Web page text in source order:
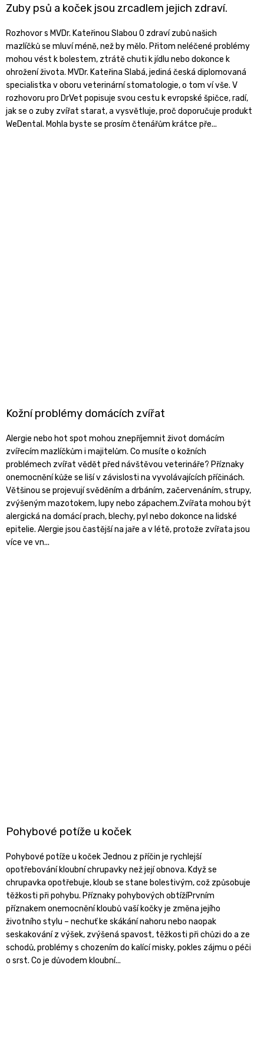
Zuby psů a koček jsou zrcadlem jejich zdraví.
Rozhovor s MVDr. Kateřinou Slabou O zdraví zubů našich
mazlíčků se mluví méně, než by mělo. Přitom neléčené problémy
mohou vést k bolestem, ztrátě chuti k jídlu nebo dokonce k
ohrožení života. MVDr. Kateřina Slabá, jediná česká diplomovaná
specialistka v oboru veterinární stomatologie, o tom ví vše. V
rozhovoru pro DrVet popisuje svou cestu k evropské špičce, radí,
jak se o zuby zvířat starat, a vysvětluje, proč doporučuje produkt
WeDental. Mohla byste se prosím čtenářům krátce pře...
Kožní problémy domácích zvířat
Alergie nebo hot spot mohou znepříjemnit život domácím
zvířecím mazlíčkům i majitelům. Co musíte o kožních
problémech zvířat vědět před návštěvou veterináře? Příznaky
onemocnění kůže se liší v závislosti na vyvolávajících příčinách.
Většinou se projevují svěděním a drbáním, začervenáním, strupy,
zvýšeným mazotokem, lupy nebo zápachem.Zvířata mohou být
alergická na domácí prach, blechy, pyl nebo dokonce na lidské
epitelie. Alergie jsou častější na jaře a v létě, protože zvířata jsou
více ve vn...
Pohybové potíže u koček
Pohybové potíže u koček Jednou z příčin je rychlejší
opotřebování kloubní chrupavky než její obnova. Když se
chrupavka opotřebuje, kloub se stane bolestivým, což způsobuje
těžkosti při pohybu. Příznaky pohybových obtížíPrvním
příznakem onemocnění kloubů vaší kočky je změna jejího
životního stylu – nechuť ke skákání nahoru nebo naopak
seskakování z výšek, zvýšená spavost, těžkosti při chůzi do a ze
schodů, problémy s chozením do kalící misky, pokles zájmu o péči
o srst. Co je důvodem kloubní...